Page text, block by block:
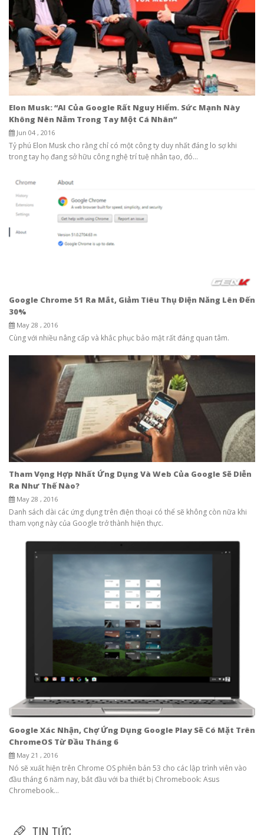
Elon Musk: “AI Của Google Rất Nguy Hiểm. Sức Mạnh Này
Không Nên Nằm Trong Tay Một Cá Nhân”
Jun 04 , 2016
Tỷ phú Elon Musk cho rằng chỉ có một công ty duy nhất đáng lo sợ khi
trong tay họ đang sở hữu công nghệ trí tuệ nhân tạo, đó...
Google Chrome 51 Ra Mắt, Giảm Tiêu Thụ Điện Năng Lên Đến
30%
May 28 , 2016
Cùng với nhiều nâng cấp và khắc phục bảo mật rất đáng quan tâm.
Tham Vọng Hợp Nhất Ứng Dụng Và Web Của Google Sẽ Diễn
Ra Như Thế Nào?
May 28 , 2016
Danh sách dài các ứng dụng trên điện thoại có thể sẽ không còn nữa khi
tham vọng này của Google trở thành hiện thực.
Google Xác Nhận, Chợ Ứng Dụng Google Play Sẽ Có Mặt Trên
ChromeOS Từ Đầu Tháng 6
May 21 , 2016
Nó sẽ xuất hiện trên Chrome OS phiên bản 53 cho các lập trình viên vào
đầu tháng 6 năm nay, bắt đầu với ba thiết bị Chromebook: Asus
Chromebook...
TIN TỨC